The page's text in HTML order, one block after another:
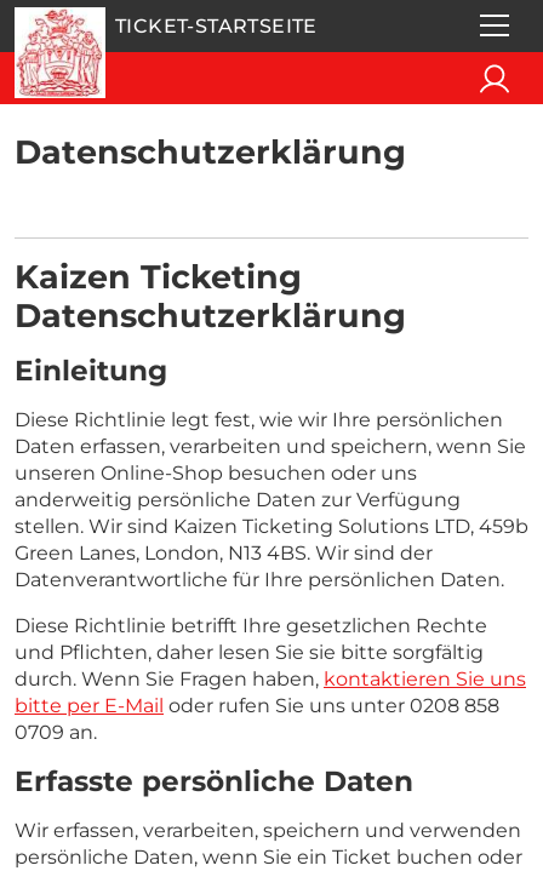
TICKET-STARTSEITE
Datenschutzerklärung
Kaizen Ticketing
Datenschutzerklärung
Einleitung
Diese Richtlinie legt fest, wie wir Ihre persönlichen
Daten erfassen, verarbeiten und speichern, wenn Sie
unseren Online-Shop besuchen oder uns
anderweitig persönliche Daten zur Verfügung
stellen. Wir sind Kaizen Ticketing Solutions LTD, 459b
Green Lanes, London, N13 4BS. Wir sind der
Datenverantwortliche für Ihre persönlichen Daten.
Diese Richtlinie betrifft Ihre gesetzlichen Rechte
und Pflichten, daher lesen Sie sie bitte sorgfältig
durch. Wenn Sie Fragen haben, kontaktieren Sie uns
bitte per E-Mail oder rufen Sie uns unter 0208 858
0709 an.
Erfasste persönliche Daten
Wir erfassen, verarbeiten, speichern und verwenden
persönliche Daten, wenn Sie ein Ticket buchen oder